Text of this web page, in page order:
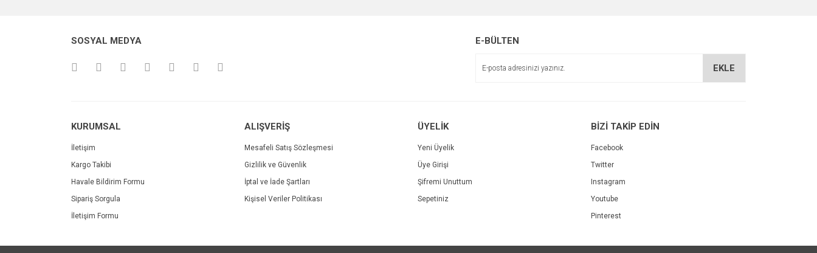
Ürün açıklamasında eksik bilgiler bulunuyor.
SOSYAL MEDYA E-BÜLTEN
EKLE
KURUMSAL
İletişim
Kargo Takibi
Havale Bildirim Formu
Sipariş Sorgula
İletişim Formu
ALIŞVERİŞ
Mesafeli Satış Sözleşmesi
Gizlilik ve Güvenlik
İptal ve İade Şartları
Kişisel Veriler Politikası
ÜYELİK
Yeni Üyelik
Üye Girişi
Şifremi Unuttum
Sepetiniz
BİZİ TAKİP EDİN
Facebook
Twitter
Instagram
Youtube
Pinterest